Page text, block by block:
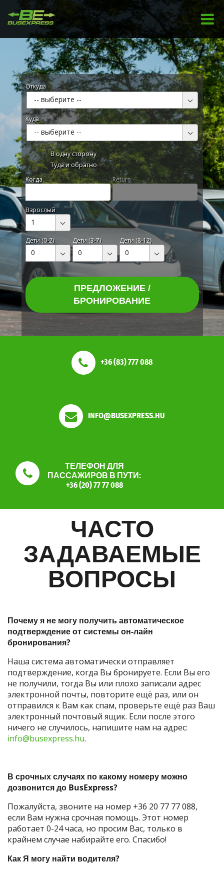
Откуда
-- выберите --
Куда
-- выберите --
В одну сторону
Туда и обратно
Kогда
Return
Взрослый
1
Дети (0-2)
0
Дети (3-7)
0
Дети (8-12)
0
ПРЕДЛОЖЕНИЕ /
БРОНИРОВАНИЕ
+36 (83) 777 088
INFO@BUSEXPRESS.HU
ТЕЛЕФОН ДЛЯ
ПАССАЖИРОВ В ПУТИ:
+36 (20) 77 77 088
ЧАСТО
ЗАДАВАЕМЫЕ
ВОПРОСЫ
Почему я не могу получить автоматическое
подтверждение от системы он-лайн
бронирования?
Наша система автоматически отправляет
подтверждение, когда Вы бронируете. Если Вы его
не получили, тогда Вы или плохо записали адрес
электронной почты, повторите ещё раз, или он
отправился к Вам как спам, проверьте ещё раз Ваш
электронный почтовый ящик. Если после этого
ничего не случилось, напишите нам на адрес:
info@busexpress.hu.
В срочных случаях по какому номеру можно
дозвонится до BusExpress?
Пожалуйста, звоните на номер +36 20 77 77 088,
если Вам нужна срочная помощь. Этот номер
работает 0-24 часа, но просим Вас, только в
крайнем случае набирайте его. Спасибо!
Как Я могу найти водителя?